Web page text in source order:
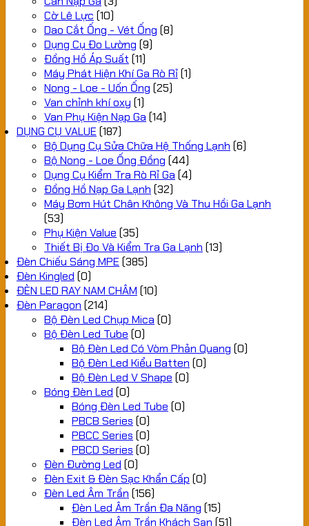
Cờ Lê Lực (10)
Dao Cắt Ống - Vét Ống (8)
Dụng Cụ Đo Lường (9)
Đồng Hồ Áp Suất (11)
Máy Phát Hiện Khí Ga Rò Rỉ(1)
Nong - Loe - Uốn Ống (25)
Van chỉnh khí oxy (1)
Van Phụ Kiện Nạp Ga (14)
DỤNG CỤ VALUE (187)
Bộ Dụng Cụ Sửa Chữa Hệ Thống Lạnh (6)
Bộ Nong - Loe Ống Đồng (44)
Dụng Cụ Kiểm Tra Rò Rỉ Ga (4)
Đồng Hồ Nạp Ga Lạnh (32)
Máy Bơm Hút Chân Không Và Thu Hồi Ga Lạnh
(53)
Phụ Kiện Value (35)
Thiết Bị Đo Và Kiểm Tra Ga Lạnh (13)
Đèn Chiếu Sáng MPE (385)
Đèn Kingled (0)
ĐÈN LED RAY NAM CHÂM (10)
Đèn Paragon (214)
Bộ Đèn Led Chụp Mica (0)
Bộ Đèn Led Tube (0)
Bộ Đèn Led Có Vòm Phản Quang (0)
Bộ Đèn Led Kiểu Batten (0)
Bộ Đèn Led V Shape (0)
Bóng Đèn Led (0)
Bóng Đèn Led Tube (0)
PBCB Series (0)
PBCC Series (0)
PBCD Series (0)
Đèn Đường Led (0)
Đèn Exit & Đèn Sạc Khẩn Cấp (0)
Đèn Led Âm Trần (156)
Đèn Led Âm Trần Đa Năng (15)
Đèn Led Âm Trần Khách Sạn (51)